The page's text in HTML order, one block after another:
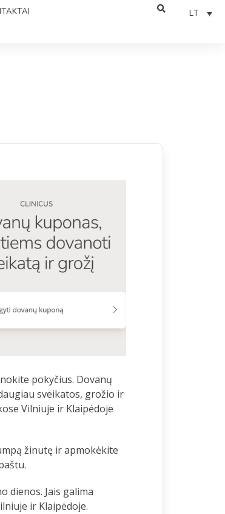
LT
pokyčius. Dovanų
sveikatos, grožio ir
Vilniuje ir Klaipėdoje
žinutę ir apmokėkite
dienos. Jais galima
ir Klaipėdoje.